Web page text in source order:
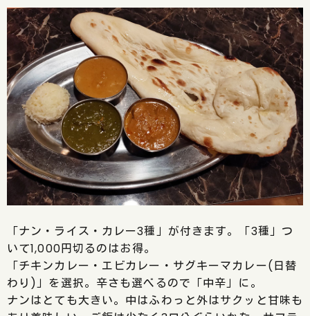
「ナン・ライス・カレー3種」が付きます。「3種」つ
いて1,000円切るのはお得。
「チキンカレー・エビカレー・サグキーマカレー(日替
わり)」を選択。辛さも選べるので「中辛」に。
ナンはとても大きい。中はふわっと外はサクッと甘味も